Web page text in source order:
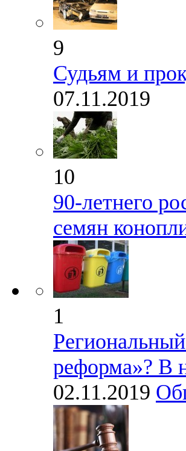
9
Судьям и
07.11.2019
10
90-летнего
семян
1
реформа»? В
02.11.2019